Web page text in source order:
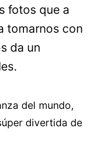
fotos que a
tomarnos con
da un
del mundo,
divertida de